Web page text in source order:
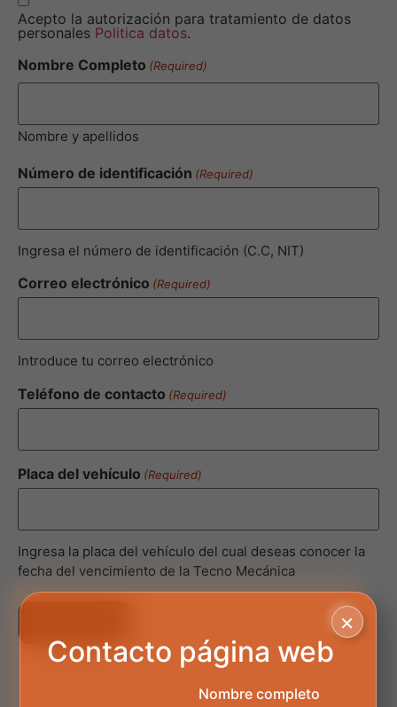
Acepto la autorización para tratamiento de datos
personales Politica datos.
Nombre Completo (Required)
Nombre y apellidos
Número de identificación (Required)
Ingresa el número de identificación (C.C, NIT)
Correo electrónico (Required)
Introduce tu correo electrónico
Teléfono de contacto (Required)
Placa del vehículo (Required)
Ingresa la placa del vehículo del cual deseas conocer la
fecha del vencimiento de la Tecno Mecánica
×
Contacto página web
Nombre completo